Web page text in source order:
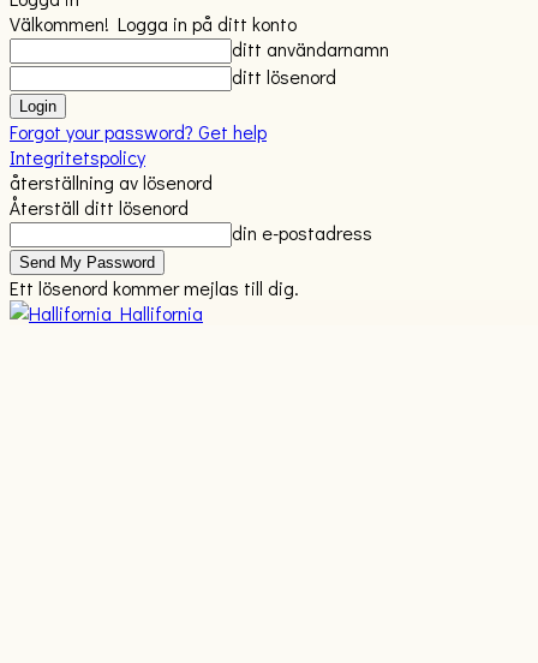
Välkommen! Logga in på ditt konto
ditt användarnamn
ditt lösenord
Forgot your password? Get help
Integritetspolicy
återställning av lösenord
Återställ ditt lösenord
din e-postadress
Ett lösenord kommer mejlas till dig.
Hallifornia